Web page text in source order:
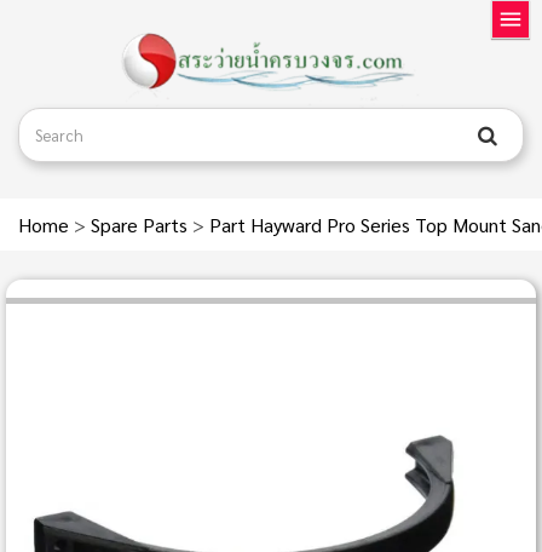
Home > Spare Parts > Part Hayward Pro Series Top Mount